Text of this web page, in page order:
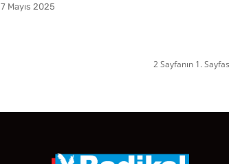
7 Mayıs 2025
2 Sayfanın 1.